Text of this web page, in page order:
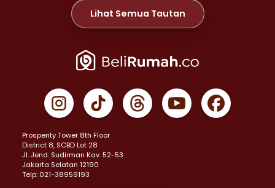
Properti Dijual di Meruya >
Properti Dijual di Jelambar >
Properti Dijual di Jakarta Pusat >
Properti Dijual di Gambir >
Properti Dijual di Johar Baru >
Properti Dijual di Menteng >
Properti Dijual di Senen >
Properti Dijual di Tanah Abang >
Properti Dijual di Cikini >
Lihat Semua Tautan
Prosperity Tower 8th Floor
District 8, SCBD Lot 28
JI. Jend. Sudirman Kav. 52-53
Jakarta Selatan 12190
Telp: 021-38959193